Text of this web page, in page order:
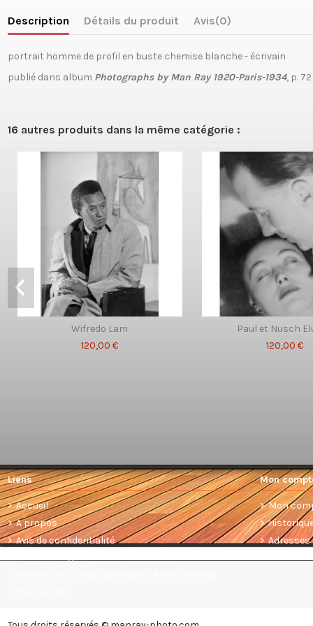
Description Détails du produit Avis(0)
portrait homme de profil en buste chemise blanche - écrivain
publié dans album Photographs by Man Ray 1920-Paris-1934, p. 72
16 autres produits dans la même catégorie :
Wifredo Lam
120,00 €
Paul et Nusch
120,00 €
Liens
Accueil
A propos
Avis de confidentialité
Mon
Mon
Adresses